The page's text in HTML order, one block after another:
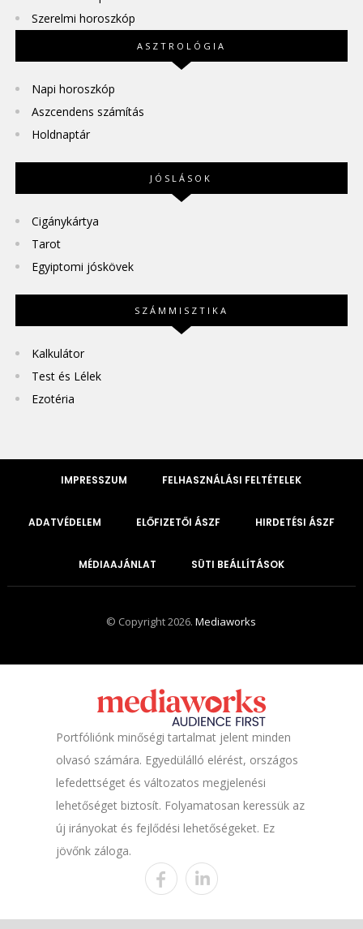
Szerelmi horoszkóp
ASZTROLÓGIA
Napi horoszkóp
Aszcendens számítás
Holdnaptár
JÓSLÁSOK
Cigánykártya
Tarot
Egyiptomi jóskövek
SZÁMMISZTIKA
Kalkulátor
Test és Lélek
Ezotéria
IMPRESSZUM FELHASZNÁLÁSI FELTÉTELEK
ADATVÉDELEM ELŐFIZETŐI ÁSZF HIRDETÉSI ÁSZF
MÉDIAAJÁNLAT SÜTI BEÁLLÍTÁSOK
© Copyright 2026.Mediaworks
Portfóliónk minőségi tartalmat jelent minden
olvasó számára. Egyedülálló elérést, országos
lefedettséget és változatos megjelenési
lehetőséget biztosít. Folyamatosan keressük az
új irányokat és fejlődési lehetőségeket. Ez
jövőnk záloga.